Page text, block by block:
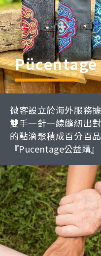
Pücentage
微客設立於海外服務
雙手一針一線縫紉出
的點滴聚積成百分百
『Pucentage公益購』